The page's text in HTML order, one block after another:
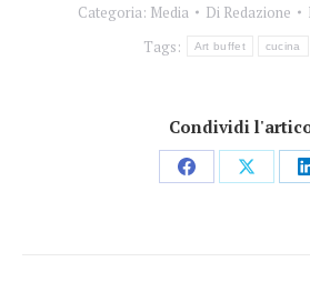
Categoria: Media Di Redazione
Tags:
Art buffet cucina
Condividi
Condividi